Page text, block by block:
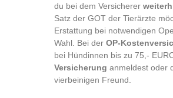
du bei dem Versicherer
Satz der GOT der Tierärzte
Erstattung bei notwendigen
Wahl. Bei der OP-
bei Hündinnen bis zu 75,-
Versicherung anmeldest oder
vierbeinigen Freund.